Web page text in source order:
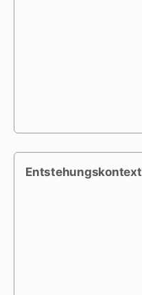
Entstehungskontext